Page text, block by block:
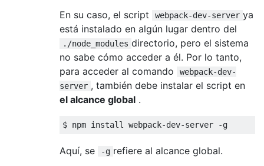
En su caso, el script webpack-dev-server ya
está instalado en algún lugar dentro del
./node_modules directorio, pero el sistema
no sabe cómo acceder a él. Por lo tanto,
para acceder al comando
webpack-dev-
server , también debe instalar el script en
el alcance global .
$ npm install webpack-dev-server -g
Aquí, se -g refiere al alcance global.